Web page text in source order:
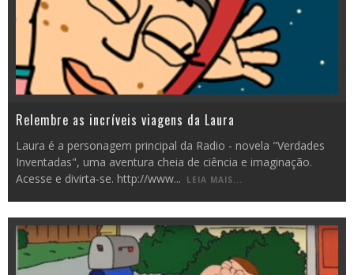
Relembre as incríveis viagens da Laura
Laura é a personagem principal da Radio - novela "Verdades
Inventadas", uma aventura cheia de ciência e imaginação.
Acesse e divirta-se. http://www... LEIA MAIS...